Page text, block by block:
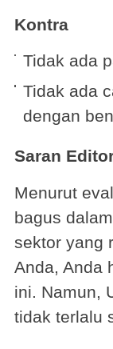
Kontra
Tidak ada
Tidak ada
dengan
Saran
Menurut
bagus
sektor yang
Anda, Anda
ini. Namun,
tidak terlalu